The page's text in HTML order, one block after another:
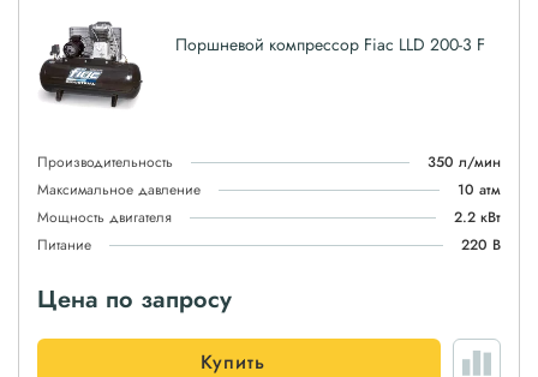
Поршневой компрессор Fiac LLD 200-3 F
Производительность
350 л/мин
Максимальное давление
10 атм
Мощность двигателя
2.2 кВт
Питание
220 В
Цена по запросу
Купить